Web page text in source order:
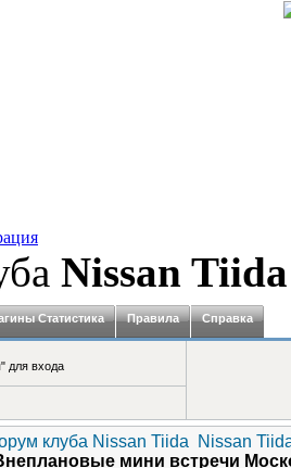
Nissan Tiida
Статистика Правила Справка
для входа
клуба Nissan Tiida
Nissan
мини встречи